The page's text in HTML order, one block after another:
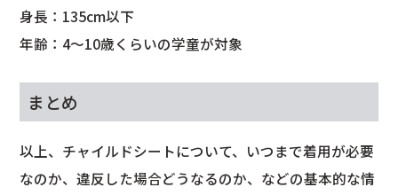
身長：135cm以下
年齢：4～10歳くらいの学童が対象
まとめ
以上、チャイルドシートについて、いつまで着用が必要
なのか、違反した場合どうなるのか、などの基本的な情